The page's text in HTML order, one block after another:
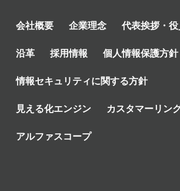
会社概要 企業理念 代表挨拶・
沿革 採用情報 個人情報保護方針
情報セキュリティに関する方針
見える化エンジン カスタマーリン
アルファスコープ